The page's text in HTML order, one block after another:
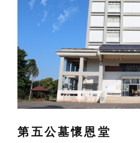
第五公墓懷恩堂